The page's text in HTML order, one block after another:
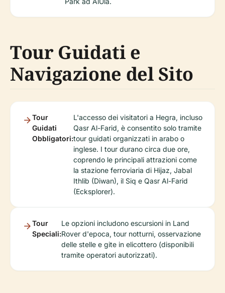
Tour Guidati e
Navigazione del Sito
Tour
Guidati
Obbligatori:
L'accesso dei visitatori a Hegra, incluso
Qasr Al-Farid, è consentito solo tramite
tour guidati organizzati in arabo o
inglese. I tour durano circa due ore,
coprendo le principali attrazioni come
la stazione ferroviaria di Hijaz, Jabal
Ithlib (Diwan), il Siq e Qasr Al-Farid
(Ecksplorer).
Tour
Speciali:
Le opzioni includono escursioni in Land
Rover d'epoca, tour notturni, osservazione
delle stelle e gite in elicottero (disponibili
tramite operatori autorizzati).